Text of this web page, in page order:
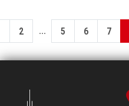
2 ... 5 6 7